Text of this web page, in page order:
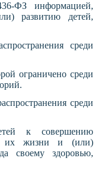
ФЗ информацией,
развитию детей,
среди
ограничено среди
среди
к совершению
их жизни и (или)
своему здоровью,